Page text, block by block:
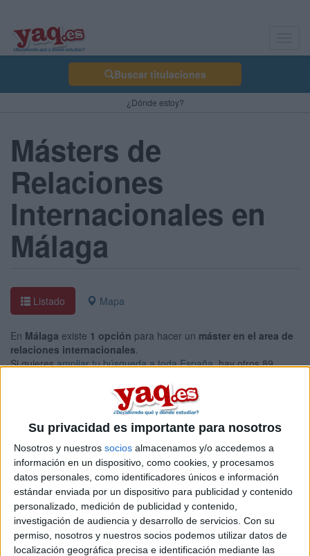
Su privacidad es importante para nosotros
Nosotros y nuestros socios almacenamos y/o accedemos a
información en un dispositivo, como cookies, y procesamos
datos personales, como identificadores únicos e información
estándar enviada por un dispositivo para publicidad y contenido
personalizado, medición de publicidad y contenido,
investigación de audiencia y desarrollo de servicios. Con su
permiso, nosotros y nuestros socios podemos utilizar datos de
localización geográfica precisa e identificación mediante las
Buscar titulaciones
¿Dónde estoy?
Másters de
Relaciones
Internacionales en
Málaga
Listado Mapa
En Málaga existe 1 opción para hacer un máster en el area de
relaciones internacionales.
Si quieresampliar tu búsqueda a toda España, hay otros 89
elegir. Estos estudios están asociados a la rama de Ciencias
Online |Málaga
Máster Universitario en
Cooperación Internacional y Políticas de
Desarrollo
UNIVERSIDAD DE MáLAGA
(Universidad Pública)
Tipo: Máster
Pídeles información ¡GRATIS!